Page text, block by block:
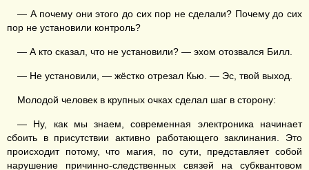
— А почему они этого до сих пор не сделали? Почему до сих
пор не установили контроль?
— А кто сказал, что не установили? — эхом отозвался Билл.
— Не установили, — жёстко отрезал Кью. — Эс, твой выход.
Молодой человек в крупных очках сделал шаг в сторону:
— Ну, как мы знаем, современная электроника начинает
сбоить в присутствии активно работающего заклинания. Это
происходит потому, что магия, по сути, представляет собой
нарушение причинно-следственных связей на субквантовом